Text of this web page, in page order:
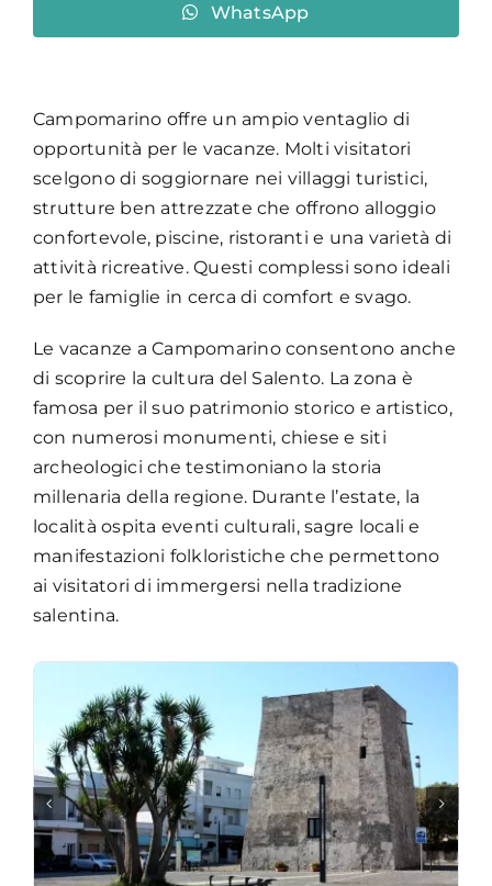
WhatsApp
Campomarino offre un ampio ventaglio di
opportunità per le vacanze. Molti visitatori
scelgono di soggiornare nei villaggi turistici,
strutture ben attrezzate che offrono alloggio
confortevole, piscine, ristoranti e una varietà di
attività ricreative. Questi complessi sono ideali
per le famiglie in cerca di comfort e svago.
Le vacanze a Campomarino consentono anche
di scoprire la cultura del Salento. La zona è
famosa per il suo patrimonio storico e artistico,
con numerosi monumenti, chiese e siti
archeologici che testimoniano la storia
millenaria della regione. Durante l’estate, la
località ospita eventi culturali, sagre locali e
manifestazioni folkloristiche che permettono
ai visitatori di immergersi nella tradizione
salentina.